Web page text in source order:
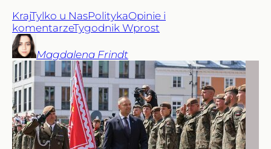
KrajTylko u NasPolitykaOpinie i
komentarzeTygodnik Wprost
Magdalena Frindt